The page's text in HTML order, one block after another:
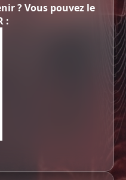
? Vous pouvez le
: